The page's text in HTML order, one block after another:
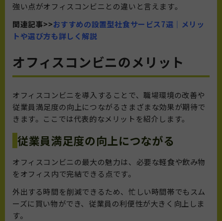
強い点がオフィスコンビニとの違いと言えます。
関連記事>>おすすめの設置型社食サービス7選｜メリッ
トや選び方も詳しく解説
オフィスコンビニのメリット
オフィスコンビニを導入することで、職場環境の改善や
従業員満足度の向上につながるさまざまな効果が期待で
きます。ここでは代表的なメリットを紹介します。
従業員満足度の向上につながる
オフィスコンビニの最大の魅力は、必要な軽食や飲み物
をオフィス内で完結できる点です。
外出する時間を削減できるため、忙しい時間帯でもスム
ーズに買い物ができ、従業員の利便性が大きく向上しま
す。